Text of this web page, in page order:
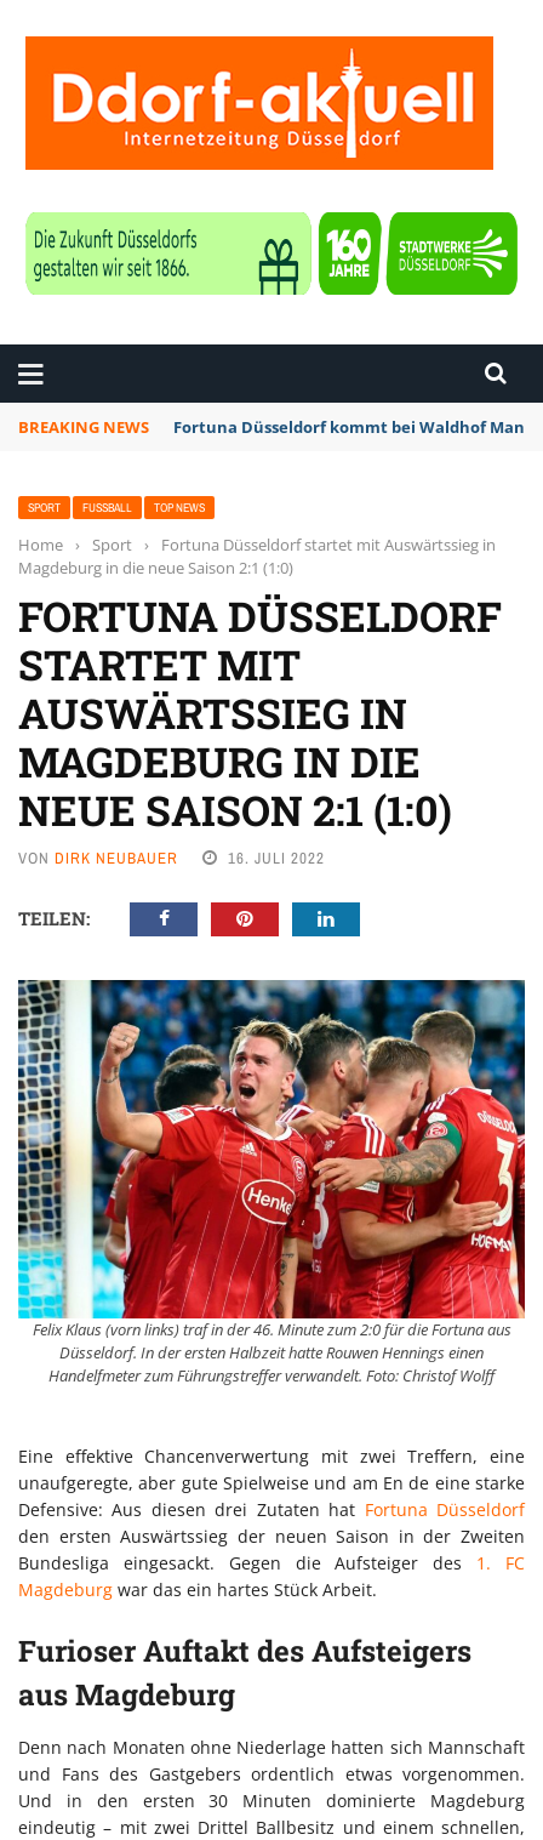
BREAKING NEWS Fortuna Düsseldorf kommt bei Waldhof
SPORT FUSSBALL TOP NEWS
Home › Sport ›
Fortuna Düsseldorf startet mit Auswärtssieg in
Magdeburg in die neue Saison 2:1 (1:0)
FORTUNA DÜSSELDORF
STARTET MIT
AUSWÄRTSSIEG IN
MAGDEBURG IN DIE
NEUE SAISON 2:1 (1:0)
VON DIRK NEUBAUER 16. JULI 2022
TEILEN:
Felix Klaus (vorn links) traf in der 46. Minute zum 2:0 für die Fortuna aus
Düsseldorf. In der ersten Halbzeit hatte Rouwen Hennings einen
Handelfmeter zum Führungstreffer verwandelt. Foto: Christof Wolff
Eine effektive Chancenverwertung mit zwei Treffern, eine
unaufgeregte, aber gute Spielweise und am En de eine starke
Defensive: Aus diesen drei Zutaten hat Fortuna Düsseldorf
den ersten Auswärtssieg der neuen Saison in der Zweiten
Bundesliga eingesackt. Gegen die Aufsteiger des 1. FC
Magdeburg war das ein hartes Stück Arbeit.
Furioser Auftakt des Aufsteigers
aus Magdeburg
Denn nach Monaten ohne Niederlage hatten sich Mannschaft
und Fans des Gastgebers ordentlich etwas vorgenommen.
Und in den ersten 30 Minuten dominierte Magdeburg
eindeutig – mit zwei Drittel Ballbesitz und einem schnellen,